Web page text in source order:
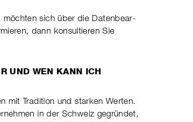
möchten sich über die Daten­be­ar­
dann kon­sul­tie­ren Sie
UND WEN KANN ICH
mit Tradition und starken Werten.
in der Schweiz gegründet,